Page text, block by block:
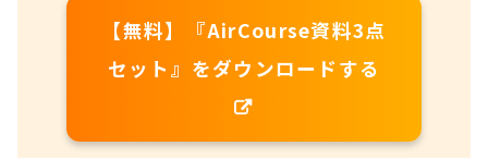
【無料】『AirCourse資料3点
セット』をダウンロードする